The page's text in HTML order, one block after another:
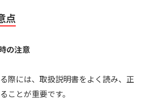
点
の注意
際には、取扱説明書をよく読み、正
ことが重要です。